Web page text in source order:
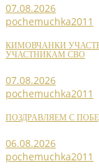
07.08.2026
pochemuchka2011
КИМОВЧАНКИ
УЧАСТНИКАМ СВО
07.08.2026
pochemuchka2011
ПОЗДРАВЛЯЕМ С
06.08.2026
pochemuchka2011